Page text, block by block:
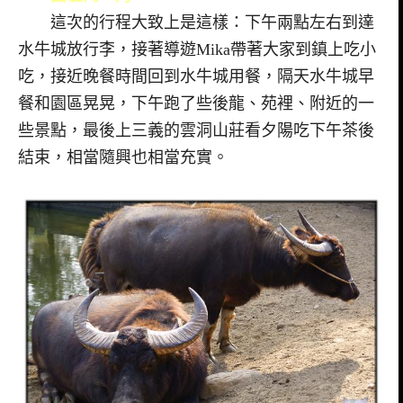
這次的行程大致上是這樣：下午兩點左右到達
水牛城放行李，接著導遊Mika帶著大家到鎮上吃小
吃，接近晚餐時間回到水牛城用餐，隔天水牛城早
餐和園區晃晃，下午跑了些後龍、苑裡、附近的一
些景點，最後上三義的雲洞山莊看夕陽吃下午茶後
結束，相當隨興也相當充實。